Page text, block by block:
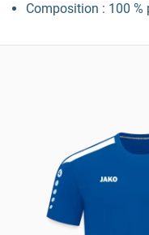
Composition : 100 %